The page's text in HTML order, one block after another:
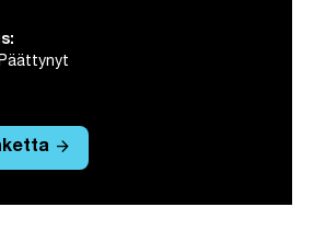
arrow_forward